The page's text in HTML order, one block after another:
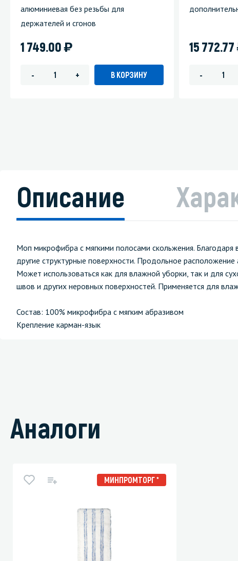
алюминиевая без резьбы для
держателей и сгонов
1 749.00)
- + В КОРЗИНУ
15 772.77
-
Описание
Моп микрофибра с мягкими полосами скольжения.
другие структурные поверхности. Продольное
Может использоваться как для влажной уборки, так и для
швов и других неровных поверхностей. Применяется для
Состав: 100% микрофибра с мягким абразивом
Крепление карман-язык
Аналоги
МИНПРОМТОРГ *